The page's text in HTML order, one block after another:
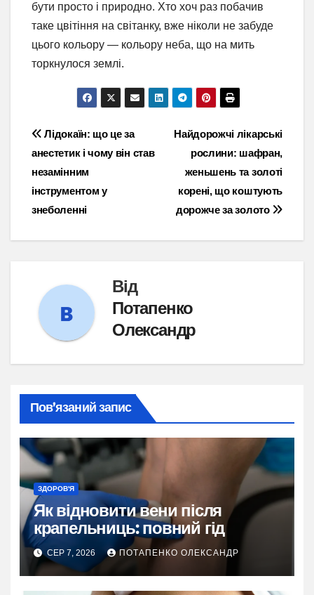
бути просто і природно. Хто хоч раз побачив
таке цвітіння на світанку, вже ніколи не забуде
цього кольору — кольору неба, що на мить
торкнулося землі.
Навігація
записів
Найдорожчі лікарські
рослини: шафран,
женьшень та золоті
корені, що коштують
дорожче за золото
Лідокаїн: що це за
анестетик і чому він став
незамінним
інструментом у
знеболенні
Від
Потапенко
Олександр
Пов’язаний запис
ЗДОРОВ'Я
Як відновити вени після
крапельниць: повний гід
СЕР 7, 2026 ПОТАПЕНКО ОЛЕКСАНДР